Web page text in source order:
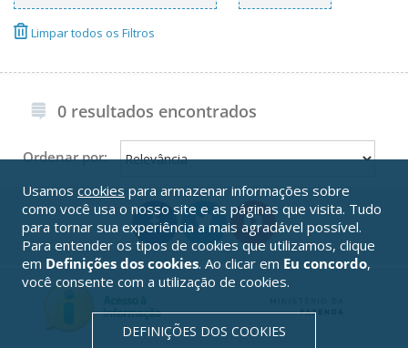
Limpar todos os Filtros
0 resultados encontrados
Ordenar por:
Usamos cookies para armazenar informações sobre
como você usa o nosso site e as páginas que visita. Tudo
para tornar sua experiência a mais agradável possível.
Para entender os tipos de cookies que utilizamos, clique
em Definições dos cookies. Ao clicar em Eu concordo,
você consente com a utilização de cookies.
DEFINIÇÕES DOS COOKIES